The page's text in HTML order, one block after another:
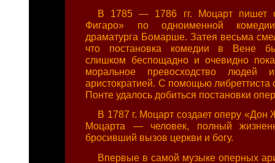
В 1785 — 1786 гг. Моцарт пишет
Фигаро» по одноименной комедии
драматурга Бомарше. Затея весьма
что постановка комедии в Вене
слишком беспощадно и очевидно
моральное превосходство людей
аристократией. С помощью
Понте удалось добиться постановки
В 1787 г. Моцарт создает оперу
Моцарта — человек, полный
бросивший вызов церкви и богу.
Впервые в самой музыке оперных